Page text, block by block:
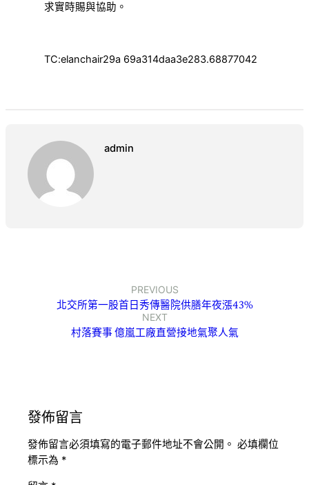
求實時賜與協助。
TC:elanchair29a 69a314daa3e283.68877042
admin
PREVIOUS
北交所第一股首日秀傳醫院供膳年夜漲43%
NEXT
村落賽事 億嵐工廠直營接地氣聚人氣
發佈留言
發佈留言必須填寫的電子郵件地址不會公開。 必填欄位
標示為 *